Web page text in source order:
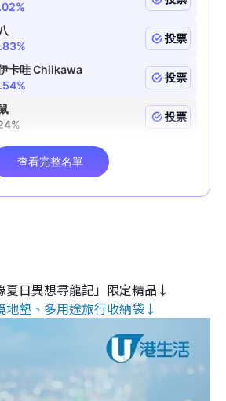
夏日異想尋龍記」限定精品↓
地墊、多用途旅行收納袋↓